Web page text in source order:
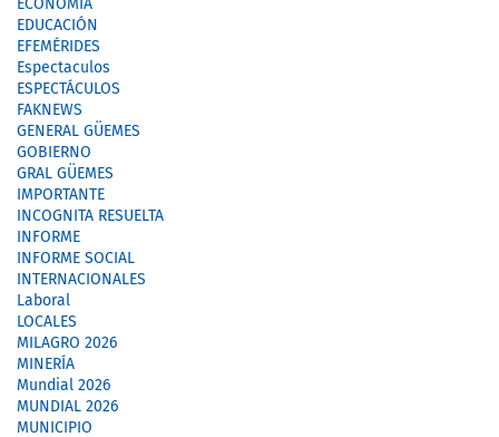
ECONOMÍA
EDUCACIÓN
EFEMÉRIDES
Espectaculos
ESPECTÁCULOS
FAKNEWS
GENERAL GÜEMES
GOBIERNO
GRAL GÜEMES
IMPORTANTE
INCOGNITA RESUELTA
INFORME
INFORME SOCIAL
INTERNACIONALES
Laboral
LOCALES
MILAGRO 2026
MINERÍA
Mundial 2026
MUNDIAL 2026
MUNICIPIO